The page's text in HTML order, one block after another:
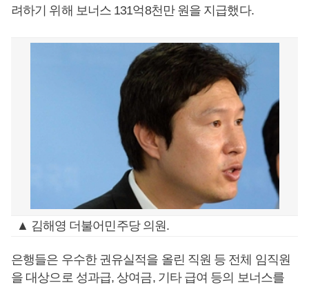
려하기 위해 보너스 131억8천만 원을 지급했다.
▲ 김해영 더불어민주당 의원.
은행들은 우수한 권유실적을 올린 직원 등 전체 임직원
을 대상으로 성과급, 상여금, 기타 급여 등의 보너스를